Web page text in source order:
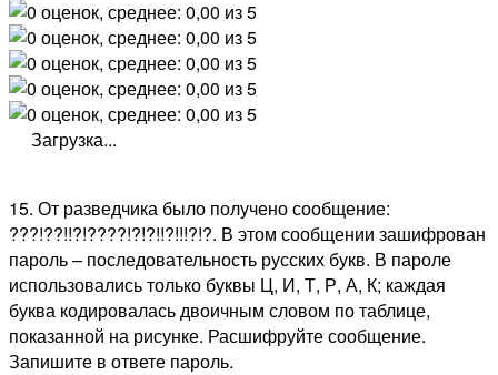
Загрузка...
15. От разведчика было получено сообщение:
???!??!!?!????!?!?!!?!!!?!?. В этом сообщении зашифрован
пароль – последовательность русских букв. В пароле
использовались только буквы Ц, И, Т, Р, А, К; каждая
буква кодировалась двоичным словом по таблице,
показанной на рисунке. Расшифруйте сообщение.
Запишите в ответе пароль.